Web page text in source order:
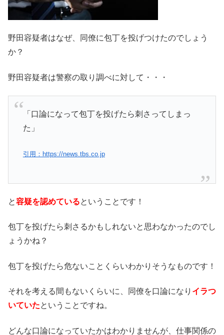
野田容疑者はなぜ、同僚に包丁を投げつけたのでしょう
か？
野田容疑者は警察の取り調べに対して・・・
「口論になって包丁を投げたら刺さってしまっ
た」
引用：https://news.tbs.co.jp
と容疑を認めているということです！
包丁を投げたら刺さるかもしれないと思わなかったのでし
ょうかね？
包丁を投げたら危ないことくらいわかりそうなものです！
それを考える間もないくらいに、同僚を口論になり イラつ
いていたということですね。
どんな口論になっていたかはわかりませんが、仕事関係の